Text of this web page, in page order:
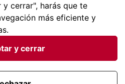
de datos | Política
cerrar", harás que te
más eficiente y
y cerrar